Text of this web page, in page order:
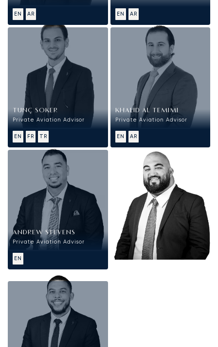
EN AR EN AR
TUNÇ SOKER
Private Aviation Advisor
EN FR TR
KHALID AL TEMIMI
Private Aviation Advisor
EN AR
ANDREW STEVENS
Private Aviation Advisor
EN